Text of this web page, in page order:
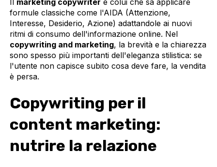
formule classiche come l'AIDA (Attenzione,
Interesse, Desiderio, Azione) adattandole ai nuovi
ritmi di consumo dell'informazione online. Nel
copywriting and marketing, la brevità e la chiarezza
sono spesso più importanti dell'eleganza stilistica: se
l'utente non capisce subito cosa deve fare, la vendita
è persa.
Copywriting per il
content marketing:
nutrire la relazione